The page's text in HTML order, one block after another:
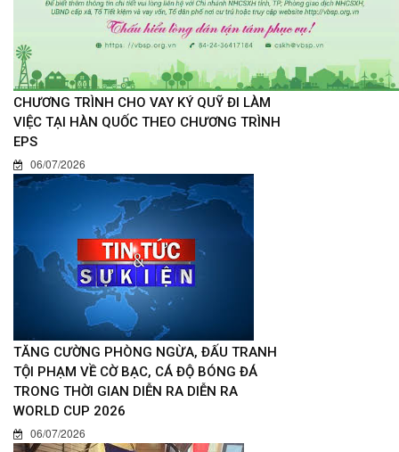
CHƯƠNG TRÌNH CHO VAY KÝ QUỸ ĐI LÀM
VIỆC TẠI HÀN QUỐC THEO CHƯƠNG TRÌNH
EPS
06/07/2026
TĂNG CƯỜNG PHÒNG NGỪA, ĐẤU TRANH
TỘI PHẠM VỀ CỜ BẠC, CÁ ĐỘ BÓNG ĐÁ
TRONG THỜI GIAN DIỄN RA DIỄN RA
WORLD CUP 2026
06/07/2026